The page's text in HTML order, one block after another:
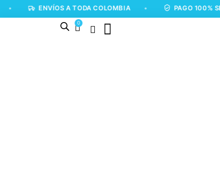
ENVÍOS A TODA COLOMBIA • PAGO 100% SEGURO
0